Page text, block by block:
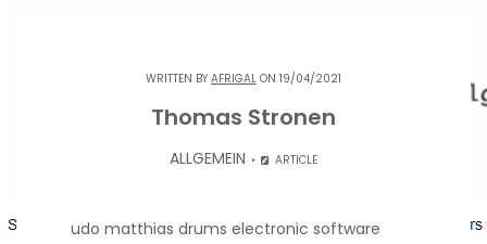
WRITTEN BY AFRIGAL ON 19/04/2021
Thomas Stronen
ALLGEMEIN ARTICLE
udo matthias drums electronic software